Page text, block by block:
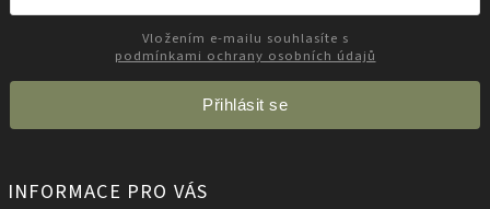
podmínkami ochrany osobních údajů
Přihlásit se
INFORMACE PRO VÁS